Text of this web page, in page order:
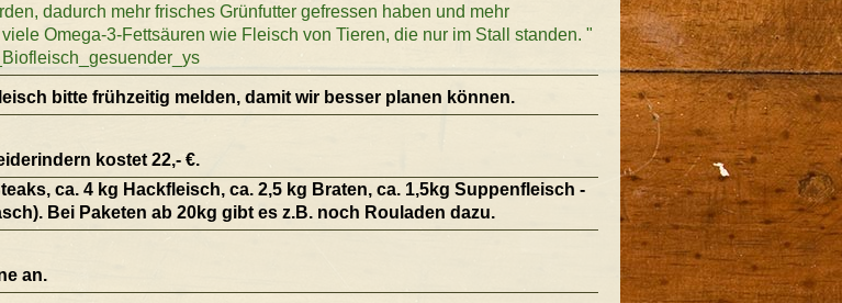
dadurch mehr frisches Grünfutter gefressen haben und mehr
Omega-3-Fettsäuren wie Fleisch von Tieren, die nur im Stall standen. "
bitte frühzeitig melden, damit wir besser planen können.
kostet 22,- €.
ca. 4 kg Hackfleisch, ca. 2,5 kg Braten, ca. 1,5kg Suppenfleisch -
Bei Paketen ab 20kg gibt es z.B. noch Rouladen dazu.
an.